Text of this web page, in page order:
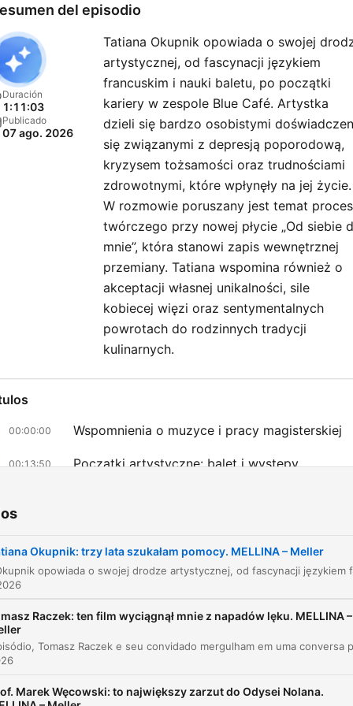
del episodio
Duración
1:11:03
Publicado
07 ago. 2026
Tatiana Okupnik opowiada o swojej
artystycznej, od fascynacji językiem
francuskim i nauki baletu, po początki
kariery w zespole Blue Café. Artystka
dzieli się bardzo osobistymi doświadczen
się związanymi z depresją poporodową,
kryzysem tożsamości oraz trudnościami
zdrowotnymi, które wpłynęły na jej życie.
W rozmowie poruszany jest temat
twórczego przy nowej płycie „Od siebie
mnie”, która stanowi zapis wewnętrznej
przemiany. Tatiana wspomina również o
akceptacji własnej unikalności, sile
kobiecej więzi oraz sentymentalnych
powrotach do rodzinnych tradycji
kulinarnych.
00:00:00 Wspomnienia o muzyce i pracy magisterskiej
00:13:50 Początki artystyczne: balet i występy
clic en un capítulo para ir directamente a ese momento
momencie, kiedy weszłam na ścieżkę artystyczną i
zakończyłam po prostu na licencjacie studia i bardzo
Okupnik: trzy lata szukałam pomocy. MELLINA – Meller
Raczek: ten film wyciągnął mnie z napadów lęku. MELLINA –
Marek Węcowski: to największy zarzut do Odysei Nolana.